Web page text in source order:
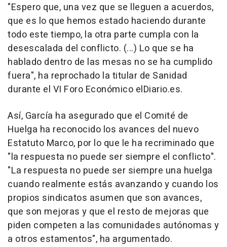
"Espero que, una vez que se lleguen a acuerdos,
que es lo que hemos estado haciendo durante
todo este tiempo, la otra parte cumpla con la
desescalada del conflicto. (...) Lo que se ha
hablado dentro de las mesas no se ha cumplido
fuera", ha reprochado la titular de Sanidad
durante el VI Foro Económico elDiario.es.
Así, García ha asegurado que el Comité de
Huelga ha reconocido los avances del nuevo
Estatuto Marco, por lo que le ha recriminado que
"la respuesta no puede ser siempre el conflicto".
"La respuesta no puede ser siempre una huelga
cuando realmente estás avanzando y cuando los
propios sindicatos asumen que son avances,
que son mejoras y que el resto de mejoras que
piden competen a las comunidades autónomas y
a otros estamentos", ha argumentado.